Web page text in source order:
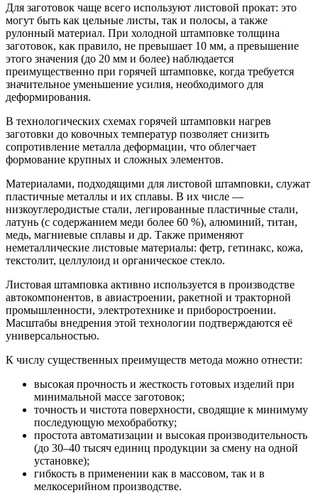
Для заготовок чаще всего используют листовой прокат: это
могут быть как цельные листы, так и полосы, а также
рулонный материал. При холодной штамповке толщина
заготовок, как правило, не превышает 10 мм, а превышение
этого значения (до 20 мм и более) наблюдается
преимущественно при горячей штамповке, когда требуется
значительное уменьшение усилия, необходимого для
деформирования.
В технологических схемах горячей штамповки нагрев
заготовки до ковочных температур позволяет снизить
сопротивление металла деформации, что облегчает
формование крупных и сложных элементов.
Материалами, подходящими для листовой штамповки, служат
пластичные металлы и их сплавы. В их числе —
низкоуглеродистые стали, легированные пластичные стали,
латунь (с содержанием меди более 60 %), алюминий, титан,
медь, магниевые сплавы и др. Также применяют
неметаллические листовые материалы: фетр, гетинакс, кожа,
текстолит, целлулоид и органическое стекло.
Листовая штамповка активно используется в производстве
автокомпонентов, в авиастроении, ракетной и тракторной
промышленности, электротехнике и приборостроении.
Масштабы внедрения этой технологии подтверждаются её
универсальностью.
К числу существенных преимуществ метода можно отнести:
высокая прочность и жесткость готовых изделий при
минимальной массе заготовок;
точность и чистота поверхности, сводящие к минимуму
последующую мехобработку;
простота автоматизации и высокая производительность
(до 30–40 тысяч единиц продукции за смену на одной
установке);
гибкость в применении как в массовом, так и в
мелкосерийном производстве.